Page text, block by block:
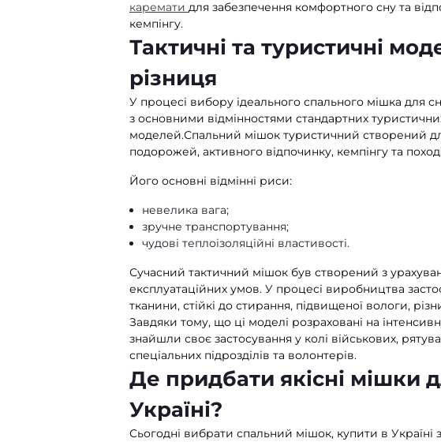
каремати для забезпечення комфортного сну та
кемпінгу.
Тактичні та туристичні
різниця
У процесі вибору ідеального спального мішка для
з основними відмінностями стандартних
моделей.Спальний мішок туристичний створений
подорожей, активного відпочинку, кемпінгу та
Його основні відмінні риси:
невелика вага;
зручне транспортування;
чудові теплоізоляційні властивості.
Сучасний тактичний мішок був створений з
експлуатаційних умов. У процесі виробництва
тканини, стійкі до стирання, підвищеної вологи,
Завдяки тому, що ці моделі розраховані на
знайшли своє застосування у колі військових,
спеціальних підрозділів та волонтерів.
Де придбати якісні мішки
Україні?
Сьогодні вибрати спальний мішок, купити в